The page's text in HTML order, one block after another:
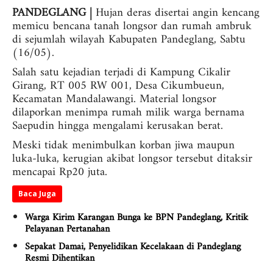
PANDEGLANG | Hujan deras disertai angin kencang
memicu bencana tanah longsor dan rumah ambruk
di sejumlah wilayah Kabupaten Pandeglang, Sabtu
(16/05).
Salah satu kejadian terjadi di Kampung Cikalir
Girang, RT 005 RW 001, Desa Cikumbueun,
Kecamatan Mandalawangi. Material longsor
dilaporkan menimpa rumah milik warga bernama
Saepudin hingga mengalami kerusakan berat.
Meski tidak menimbulkan korban jiwa maupun
luka-luka, kerugian akibat longsor tersebut ditaksir
mencapai Rp20 juta.
Baca Juga
Warga Kirim Karangan Bunga ke BPN Pandeglang, Kritik
Pelayanan Pertanahan
Sepakat Damai, Penyelidikan Kecelakaan di Pandeglang
Resmi Dihentikan